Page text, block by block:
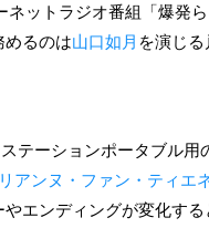
ネットラジオ番組「爆
めるのは山口如月 を演じる
テーションポータブル
アンヌ・ファン・ティエ
エンディングが変化す